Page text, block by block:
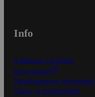
Info
S-Business yrityksille
Oiva-raportit
Osuuskauppojen yhteystiedot
Tilaus- ja toimitusehdot